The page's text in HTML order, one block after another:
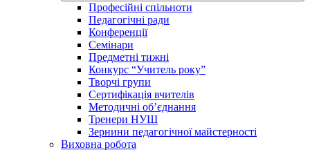
Професійні спільноти
Педагогічні ради
Конференції
Семінари
Предметні тижні
Конкурс “Учитель року”
Творчі групи
Сертифікація вчителів
Методичні об’єднання
Тренери НУШ
Зернини педагогічної майстерності
Виховна робота